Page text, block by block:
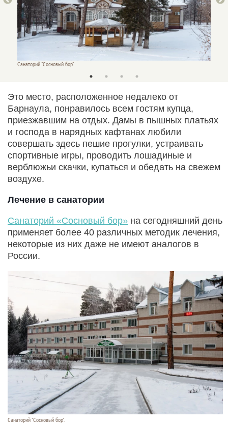
Санаторий "Сосновый бор".
Это место, расположенное недалеко от
Барнаула, понравилось всем гостям купца,
приезжавшим на отдых. Дамы в пышных платьях
и господа в нарядных кафтанах любили
совершать здесь пешие прогулки, устраивать
спортивные игры, проводить лошадиные и
верблюжьи скачки, купаться и обедать на свежем
воздухе.
Лечение в санатории
Санаторий «Сосновый бор» на сегодняшний день
применяет более 40 различных методик лечения,
некоторые из них даже не имеют аналогов в
России.
Санаторий "Сосновый бор".